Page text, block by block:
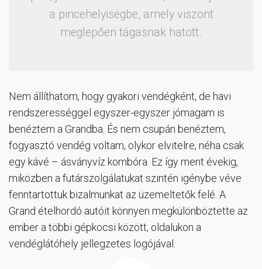
a pincehelyiségbe, amely viszont
meglepően tágasnak hatott.
Nem állíthatom, hogy gyakori vendégként, de havi
rendszerességgel egyszer-egyszer jómagam is
benéztem a Grandba. És nem csupán benéztem,
fogyasztó vendég voltam, olykor elvitelre, néha csak
egy kávé – ásványvíz kombóra. Ez így ment évekig,
miközben a futárszolgálatukat szintén igénybe véve
fenntartottuk bizalmunkat az üzemeltetők felé. A
Grand ételhordó autóit könnyen megkülönböztette az
ember a többi gépkocsi között, oldalukon a
vendéglátóhely jellegzetes logójával.